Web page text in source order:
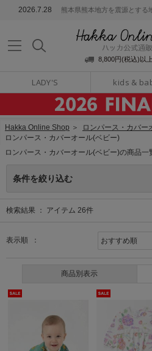
2026.7.28 熊本県熊本地方を震源とする地震
8,800円(税込)以
LADY'S kids &
通販サイト
Hakka Online Shop ＞ ロンパース・カバー
ロンパース・カバーオール(ベビー)
ロンパース・カバーオール(ベビー)の商品一
条件を絞り込む
検索結果 ： アイテム 26件
表示順 ：
商品別表示